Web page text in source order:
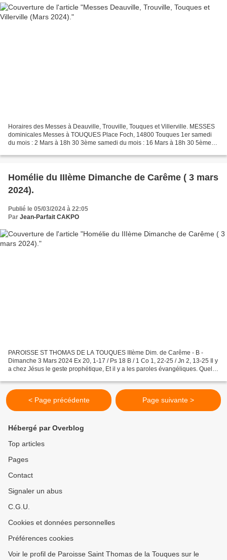
Horaires des Messes à Deauville, Trouville, Touques et Villerville. MESSES
dominicales Messes à TOUQUES Place Foch, 14800 Touques 1er samedi
du mois : 2 Mars à 18h 30 3ème samedi du mois : 16 Mars à 18h 30 5ème
Homélie du IIIème Dimanche de Carême ( 3 mars
2024).
Publié le 05/03/2024 à 22:05
Par Jean-Parfait CAKPO
PAROISSE ST THOMAS DE LA TOUQUES IIIème Dim. de Carême - B -
Dimanche 3 Mars 2024 Ex 20, 1-17 / Ps 18 B / 1 Co 1, 22-25 / Jn 2, 13-25 Il y
a chez Jésus le geste prophétique, Et il y a les paroles évangéliques. Quelle
< Page précédente Page suivante >
Hébergé par Overblog
Top articles
Pages
Contact
Signaler un abus
C.G.U.
Cookies et données personnelles
Préférences cookies
Voir le profil de Paroisse Saint Thomas de la Touques sur le